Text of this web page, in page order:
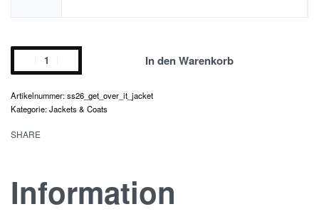
get
over
it
jacket
In den Warenkorb
ss26_get_over_it_jacket
Kategorie:Jackets & Coats
SHARE
Information